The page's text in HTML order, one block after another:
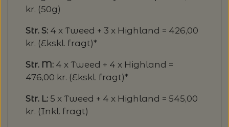
kr. (50g)
Str. S: 4 x Tweed + 3 x Highland = 426,00
kr. (Ekskl. fragt)*
Str. M: 4 x Tweed + 4 x Highland =
476,00 kr. (Ekskl. fragt)*
Str. L: 5 x Tweed + 4 x Highland = 545,00
kr. (Inkl. fragt)